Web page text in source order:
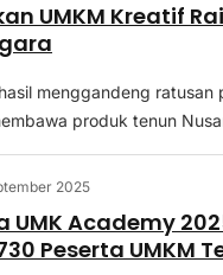
UMKM Kreatif
menggandeng
produk tenun
2025
UMK Academy
Peserta UMKM